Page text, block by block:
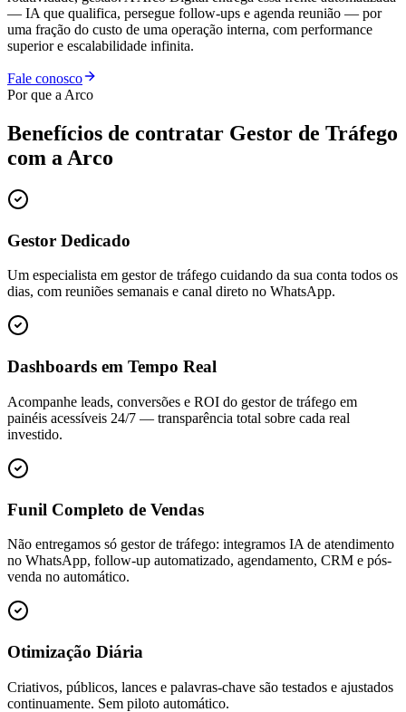
— IA que qualifica, persegue follow-ups e agenda reunião — por
uma fração do custo de uma operação interna, com performance
superior e escalabilidade infinita.
Fale conosco
Por que a Arco
Benefícios de contratar Gestor de Tráfego
com a Arco
Gestor Dedicado
Um especialista em gestor de tráfego cuidando da sua conta todos os
dias, com reuniões semanais e canal direto no WhatsApp.
Dashboards em Tempo Real
Acompanhe leads, conversões e ROI do gestor de tráfego em
painéis acessíveis 24/7 — transparência total sobre cada real
investido.
Funil Completo de Vendas
Não entregamos só gestor de tráfego: integramos IA de atendimento
no WhatsApp, follow-up automatizado, agendamento, CRM e pós-
venda no automático.
Otimização Diária
Criativos, públicos, lances e palavras-chave são testados e ajustados
continuamente. Sem piloto automático.